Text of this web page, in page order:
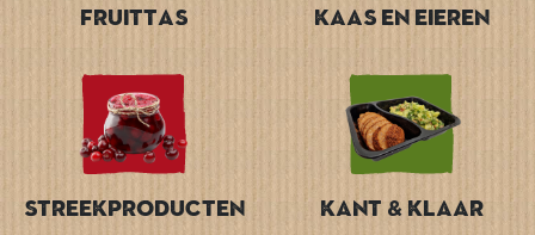
Fruittas
Kaas en Eieren
Streekproducten Kant & Klaar